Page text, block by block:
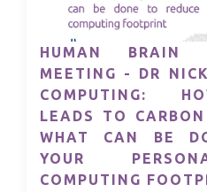
HUMAN BRAIN
MEETING - DR
COMPUTING:
LEADS TO
WHAT CAN BE
YOUR
COMPUTING